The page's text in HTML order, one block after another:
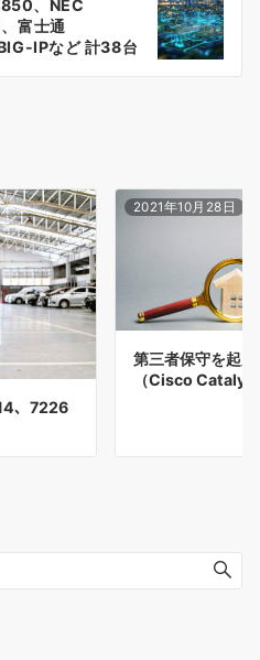
、NEC
富士通
IPなど 計38台
、7226
2021年10月28日
第三者保守を起
（Cisco